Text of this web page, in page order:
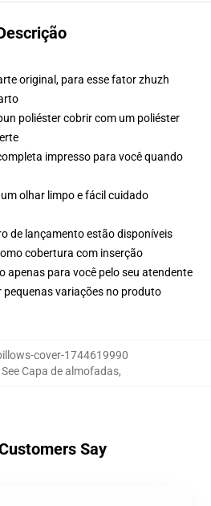
original, para esse fator zhuzh
poliéster cobrir com um poliéster
impresso para você quando
olhar limpo e fácil cuidado
de lançamento estão disponíveis
cobertura com inserção
apenas para você pelo seu atendente
pequenas variações no produto
cover-1744619990
See Capa de almofadas,
Say